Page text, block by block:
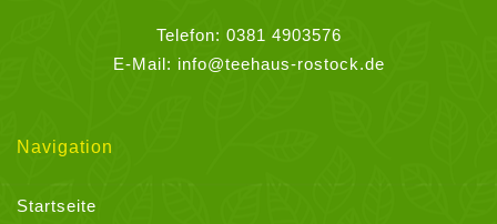
Telefon: 0381 4903576
E-Mail: info@teehaus-rostock.de
Navigation
Startseite